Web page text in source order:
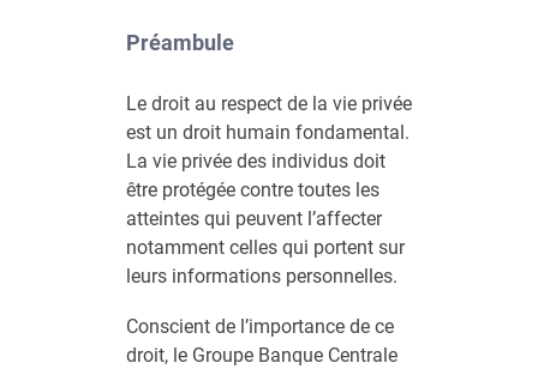
​Préambule
Le droit au respect de la vie privée
est un droit humain fondamental.
La vie privée des individus doit
être protégée contre toutes les
atteintes qui peuvent l’affecter
notamment celles qui portent sur
leurs informations personnelles.
Conscient de l’importance de ce
droit, le Groupe Banque Centrale